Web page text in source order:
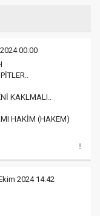
00:00
KAKLMALI..
HAKİM (HAKEM)
2024 14:42